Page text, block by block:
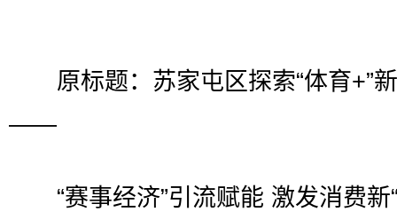
原标题：苏家屯区探索“体育+”
——
“赛事经济”引流赋能 激发消费新